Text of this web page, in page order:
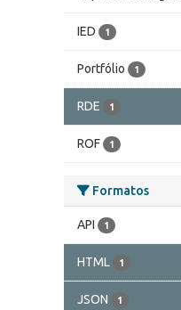
IED 1
Portfólio 1
RDE 1
ROF 1
Formatos
API 1
HTML 1
JSON 1